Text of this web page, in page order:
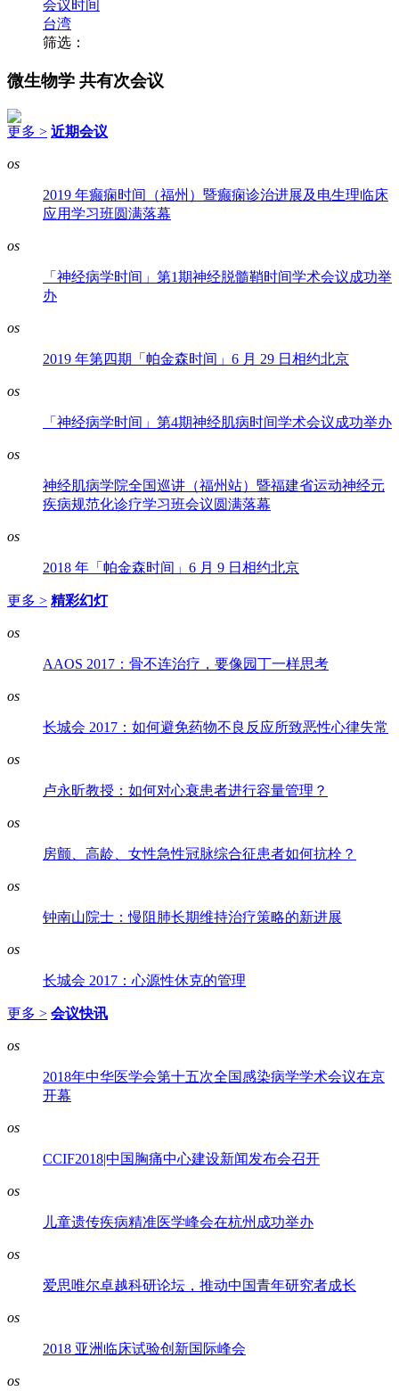
会议时间
台湾
筛选：
微生物学 共有次会议
更多 > 近期会议
os
2019 年癫痫时间（福州）暨癫痫诊治进展及电生理临床
应用学习班圆满落幕
os
「神经病学时间」第1期神经脱髓鞘时间学术会议成功举
办
os
2019 年第四期「帕金森时间」6 月 29 日相约北京
os
「神经病学时间」第4期神经肌病时间学术会议成功举办
os
神经肌病学院全国巡讲（福州站）暨福建省运动神经元
疾病规范化诊疗学习班会议圆满落幕
os
2018 年「帕金森时间」6 月 9 日相约北京
更多 > 精彩幻灯
os
AAOS 2017：骨不连治疗，要像园丁一样思考
os
长城会 2017：如何避免药物不良反应所致恶性心律失常
os
卢永昕教授：如何对心衰患者进行容量管理？
os
房颤、高龄、女性急性冠脉综合征患者如何抗栓？
os
钟南山院士：慢阻肺长期维持治疗策略的新进展
os
长城会 2017：心源性休克的管理
更多 > 会议快讯
os
2018年中华医学会第十五次全国感染病学学术会议在京
开幕
os
CCIF2018|中国胸痛中心建设新闻发布会召开
os
儿童遗传疾病精准医学峰会在杭州成功举办
os
爱思唯尔卓越科研论坛，推动中国青年研究者成长
os
2018 亚洲临床试验创新国际峰会
os